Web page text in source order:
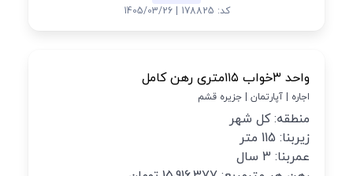
کد: 178825 | 1405/03/26
واحد ۳خواب ۱۱۵متری رهن کامل
اجاره | آپارتمان | جزیره قشم
منطقه: کل شهر
زیربنا: 115 متر
عمربنا: 3 سال